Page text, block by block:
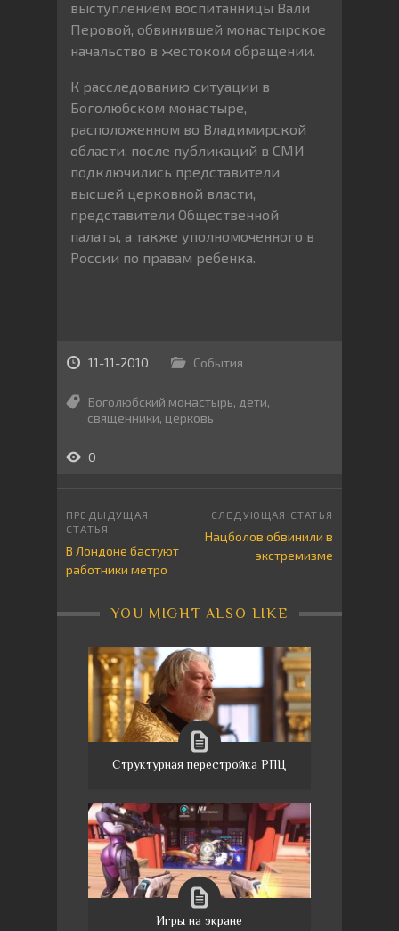
выступлением воспитанницы Вали
Перовой, обвинившей монастырское
начальство в жестоком обращении.
К расследованию ситуации в
Боголюбском монастыре,
расположенном во Владимирской
области, после публикаций в СМИ
подключились представители
высшей церковной власти,
представители Общественной
палаты, а также уполномоченного в
России по правам ребенка.
11-11-2010 События
Боголюбский монастырь, дети,
священники, церковь
0
В Лондоне бастуют
работники метро
Нацболов обвинили в
экстремизме
YOU MIGHT ALSO LIKE
Структурная перестройка РПЦ
Игры на экране